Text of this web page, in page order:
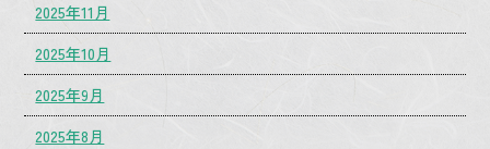
2025年11月
2025年10月
2025年9月
2025年8月